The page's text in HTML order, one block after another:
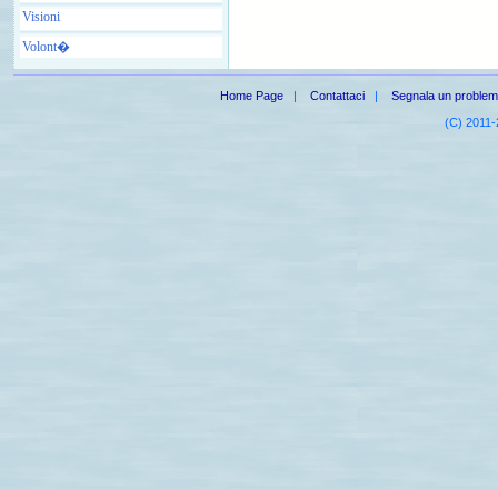
Visioni
Volont�
Home Page | Contattaci |
Segnala un
(C)